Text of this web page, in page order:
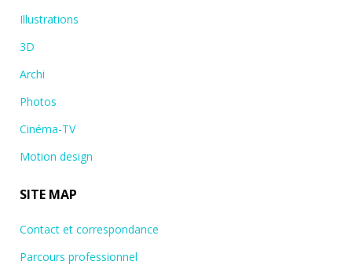
Illustrations
3D
Archi
Photos
Cinéma-TV
Motion design
SITE MAP
Contact et correspondance
Parcours professionnel